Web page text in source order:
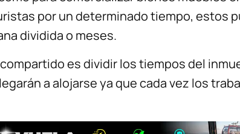
por un determinado tiempo, estos
dividida o meses.
es dividir los tiempos del
a alojarse ya que cada vez los